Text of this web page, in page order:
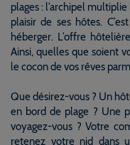
plages : l’archipel
plaisir de ses hôtes.
héberger. L’offre
Ainsi, quelles que soient
le cocon de vos rêves
Que désirez-vous ? Un
en bord de plage ? Une
voyagez-vous ? Votre
retenez votre nid dans